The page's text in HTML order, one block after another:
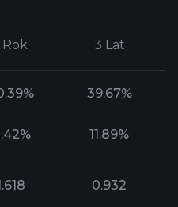
Rok 3 Lat
39.67%
11.89%
0.932